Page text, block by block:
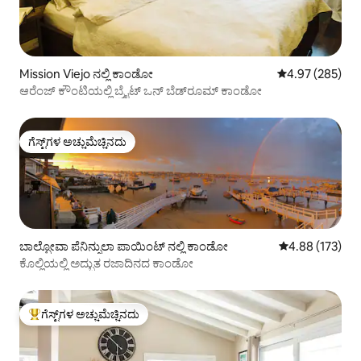
Mission Viejo ನಲ್ಲಿ ಕಾಂಡೋ 5 ರಲ್ಲಿ 4.97
4.97 (285)
ಆರೆಂಜ್ ಕೌಂಟಿಯಲ್ಲಿ ಬ್ರೈಟ್ ಒನ್ ಬೆಡ್‌ರೂಮ್ ಕಾಂಡೋ
ಗೆಸ್ಟ್‌ಗಳ ಅಚ್ಚುಮೆಚ್ಚಿನದು
ಗೆಸ್ಟ್‌ಗಳ ಅಚ್ಚುಮೆಚ್ಚಿನದು
ಬಾಲ್ಬೋವಾ ಪೆನಿನ್ಸುಲಾ ಪಾಯಿಂಟ್ ನಲ್ಲಿ ಕಾಂಡೋ 5 ರಲ್ಲಿ 4.88
4.88 (173)
ಕೊಲ್ಲಿಯಲ್ಲಿ ಅದ್ಭುತ ರಜಾದಿನದ ಕಾಂಡೋ
ಗೆಸ್ಟ್‌ಗಳಿಗೆ ಅತಿ ಹೆಚ್ಚು ಅಚ್ಚುಮೆಚ್ಚಿನದು
ಗೆಸ್ಟ್‌ಗಳ ಅಚ್ಚುಮೆಚ್ಚಿನದು